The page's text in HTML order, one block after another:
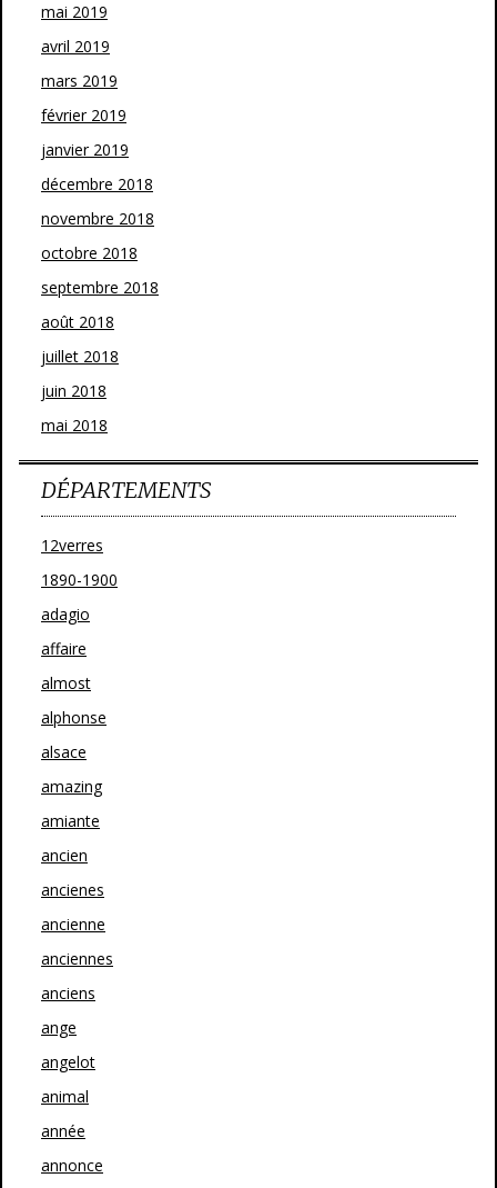
mai 2019
avril 2019
mars 2019
février 2019
janvier 2019
décembre 2018
novembre 2018
octobre 2018
septembre 2018
août 2018
juillet 2018
juin 2018
mai 2018
DÉPARTEMENTS
12verres
1890-1900
adagio
affaire
almost
alphonse
alsace
amazing
amiante
ancien
ancienes
ancienne
anciennes
anciens
ange
angelot
animal
année
annonce